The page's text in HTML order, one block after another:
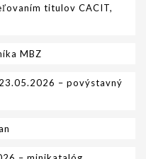
titulov CACIT,
MBZ
– povýstavný